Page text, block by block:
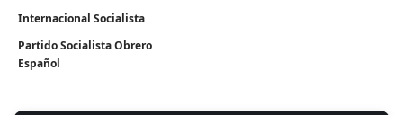
Internacional Socialista
Partido Socialista Obrero
Español